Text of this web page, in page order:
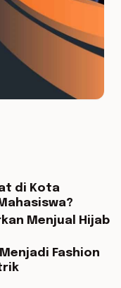
di Kota
Menjual Hijab
Fashion